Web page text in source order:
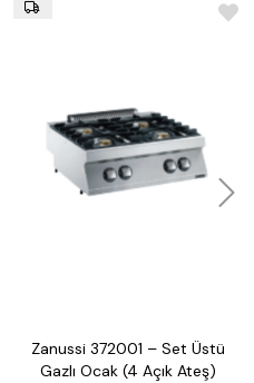
Zanussi 372001 – Set Üstü
Gazlı Ocak (4 Açık Ateş)